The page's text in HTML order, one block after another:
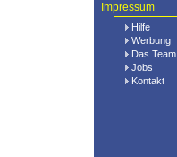
Impressum
Hilfe
Werbung
Das Team
Jobs
Kontakt